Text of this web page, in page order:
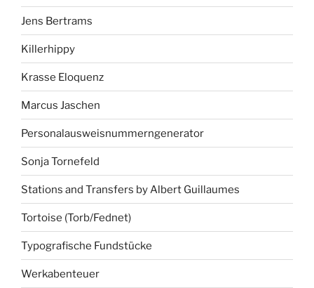
Jens Bertrams
Killerhippy
Krasse Eloquenz
Marcus Jaschen
Personalausweisnummerngenerator
Sonja Tornefeld
Stations and Transfers by Albert Guillaumes
Tortoise (Torb/Fednet)
Typografische Fundstücke
Werkabenteuer